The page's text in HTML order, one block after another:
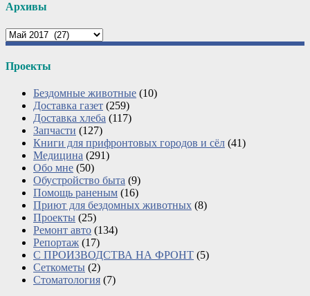
Архивы
Архивы
Проекты
Бездомные животные (10)
Доставка газет (259)
Доставка хлеба (117)
Запчасти (127)
Книги для прифронтовых городов и сёл (41)
Медицина (291)
Обо мне (50)
Обустройство быта (9)
Помощь раненым (16)
Приют для бездомных животных (8)
Проекты (25)
Ремонт авто (134)
Репортаж (17)
С ПРОИЗВОДСТВА НА ФРОНТ (5)
Сеткометы (2)
Стоматология (7)